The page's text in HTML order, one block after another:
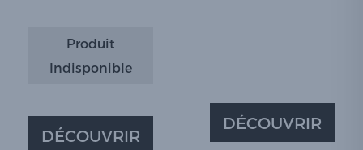
Produit
Indisponible
DÉCOUVRIR
DÉCOUVRIR